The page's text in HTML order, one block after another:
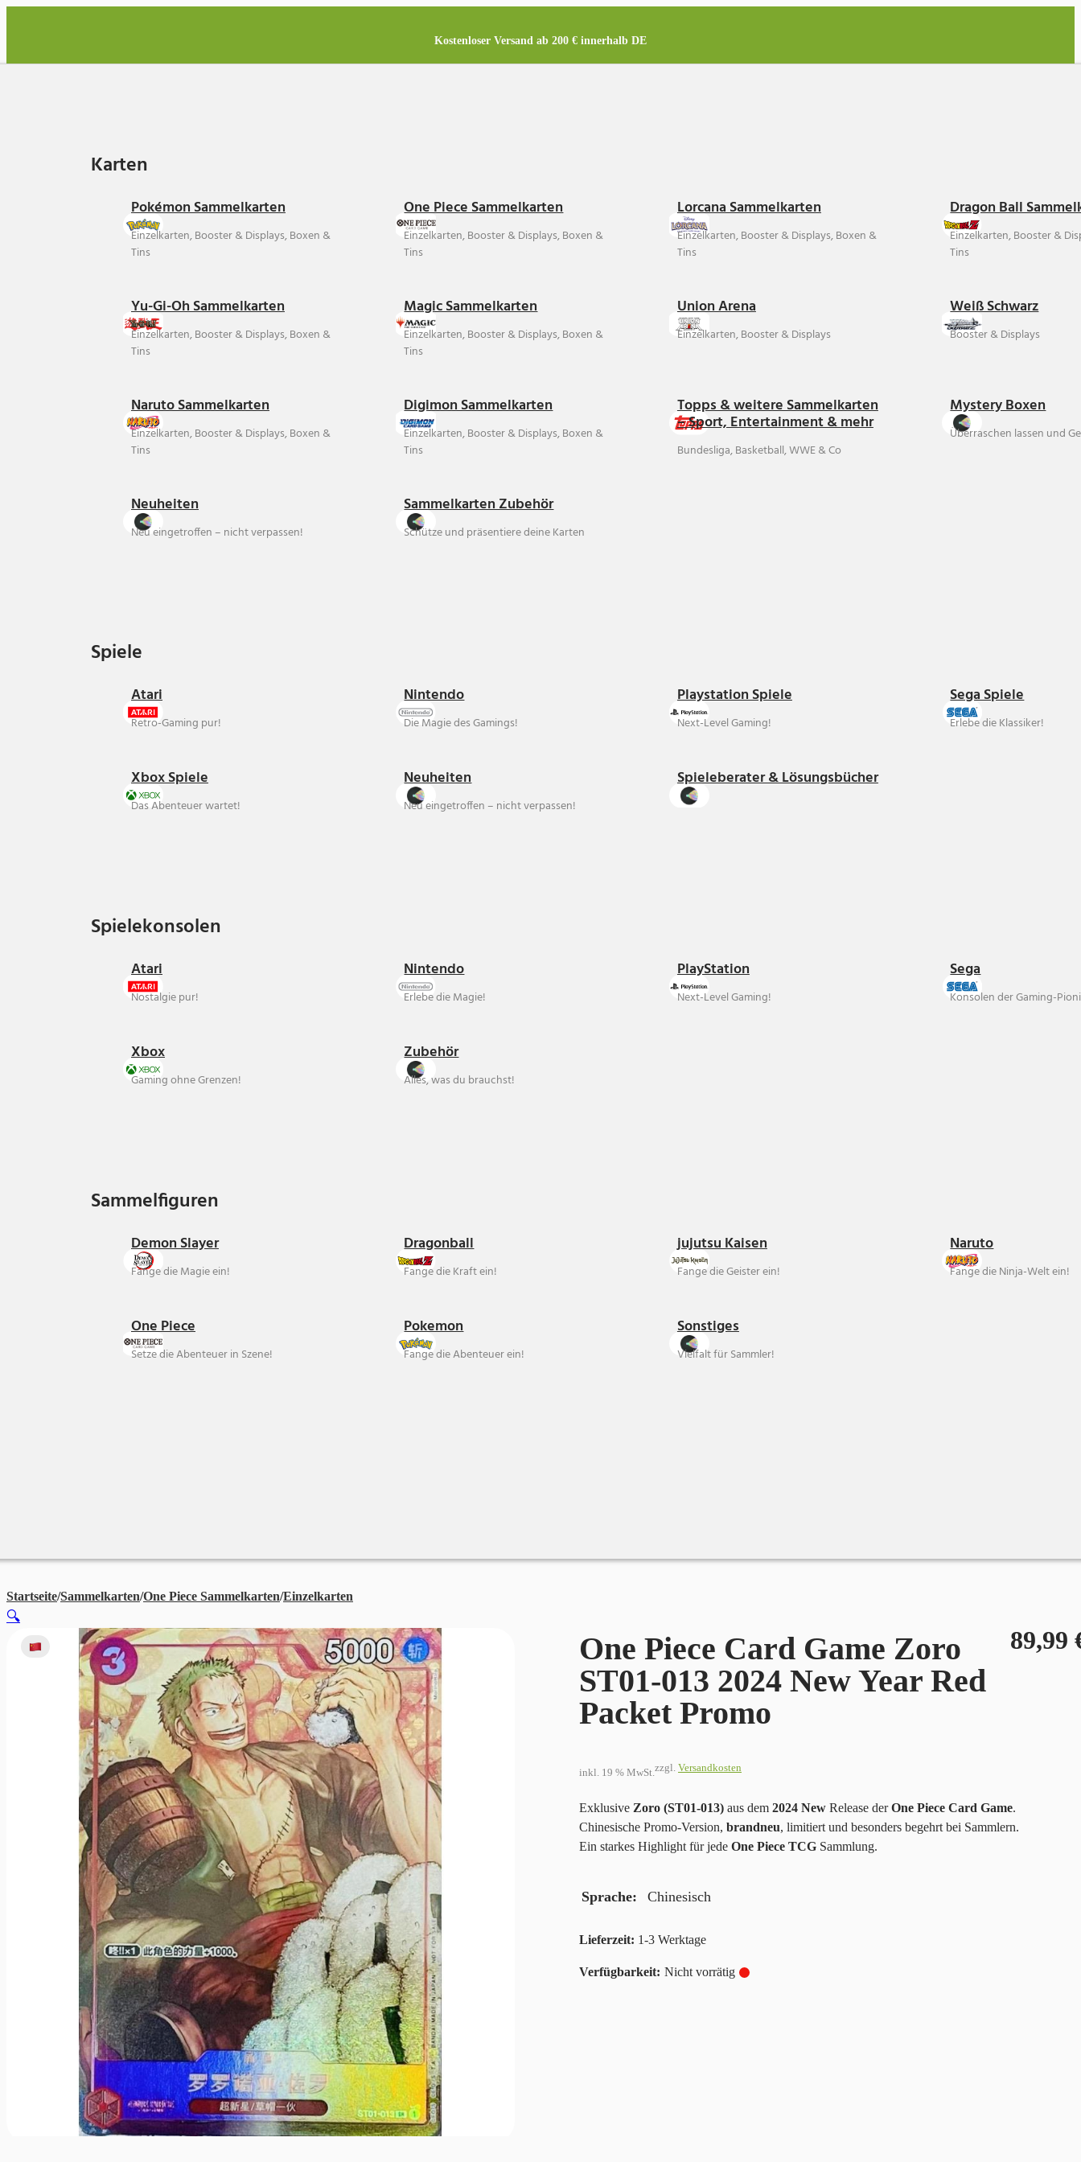
Kostenloser Versand ab 200 € innerhalb DE
Karten
Pokémon Sammelkarten
Einzelkarten, Booster & Displays, Boxen &
Tins
One Piece Sammelkarten
Einzelkarten, Booster & Displays, Boxen &
Tins
Lorcana Sammelkarten
Einzelkarten, Booster & Displays, Boxen &
Tins
Dragon Ball
Einzelkarten, Booster &
Tins
Yu-Gi-Oh Sammelkarten
Einzelkarten, Booster & Displays, Boxen &
Tins
Magic Sammelkarten
Einzelkarten, Booster & Displays, Boxen &
Tins
Union Arena
Einzelkarten, Booster & Displays
Weiß Schwarz
Booster & Displays
Naruto Sammelkarten
Einzelkarten, Booster & Displays, Boxen &
Tins
Digimon Sammelkarten
Einzelkarten, Booster & Displays, Boxen &
Tins
Topps & weitere Sammelkarten
– Sport, Entertainment & mehr
Bundesliga, Basketball, WWE & Co
Mystery Boxen
Überraschen lassen und
Neuheiten
Neu eingetroffen – nicht verpassen!
Sammelkarten Zubehör
Schütze und präsentiere deine Karten
Spiele
Atari
Retro-Gaming pur!
Nintendo
Die Magie des Gamings!
Playstation Spiele
Next-Level Gaming!
Sega Spiele
Erlebe die Klassiker!
Xbox Spiele
Das Abenteuer wartet!
Neuheiten
Neu eingetroffen – nicht verpassen!
Spieleberater & Lösungsbücher
Spielekonsolen
Atari
Nostalgie pur!
Nintendo
Erlebe die Magie!
PlayStation
Next-Level Gaming!
Sega
Konsolen der Gaming-
Xbox
Gaming ohne Grenzen!
Zubehör
Alles, was du brauchst!
Sammelfiguren
Demon Slayer
Fange die Magie ein!
Dragonball
Fange die Kraft ein!
jujutsu Kaisen
Fange die Geister ein!
Naruto
Fange die Ninja-Welt ein!
One Piece
Setze die Abenteuer in Szene!
Pokemon
Fange die Abenteuer ein!
Sonstiges
Vielfalt für Sammler!
Startseite/Sammelkarten/One Piece Sammelkarten/Einzelkarten
One Piece Card Game Zoro
ST01-013 2024 New Year Red
Packet Promo
89,99
inkl. 19 % MwSt.zzgl. Versandkosten
Exklusive Zoro (ST01-013) aus dem 2024 New Release derOne Piece Card Game.
Chinesische Promo-Version, brandneu, limitiert und besonders begehrt bei Sammlern.
Ein starkes Highlight für jede One Piece TCG Sammlung.
Sprache Chinesisch
Lieferzeit: 1-3 Werktage
Nicht vorrätig
🔍